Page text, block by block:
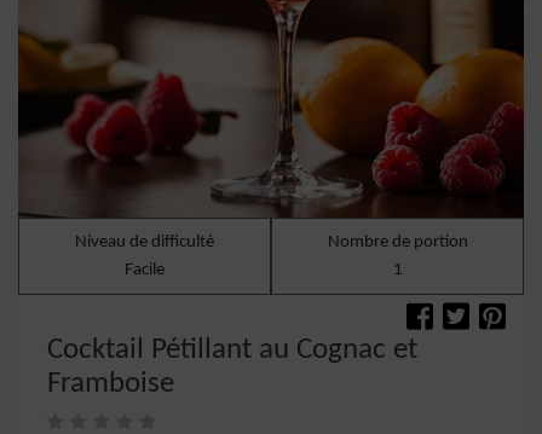
Niveau de difficulté
Facile
Nombre de portion
1
Cocktail Pétillant au Cognac et
Framboise